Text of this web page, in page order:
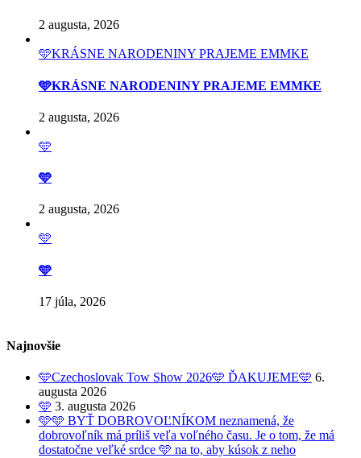
2 augusta, 2026
🩵KRÁSNE NARODENINY PRAJEME EMMKE
🩵KRÁSNE NARODENINY PRAJEME EMMKE
2 augusta, 2026
🩵
🩵
2 augusta, 2026
🩵
🩵
17 júla, 2026
Najnovšie
🩵Czechoslovak Tow Show 2026🩵 ĎAKUJEME🩵 6.
augusta 2026
🩵 3. augusta 2026
🩵🩵 BYŤ DOBROVOĽNÍKOM neznamená, že
dobrovoľník má príliš veľa voľného času. Je o tom, že má
dostatočne veľké srdce 🩵 na to, aby kúsok z neho